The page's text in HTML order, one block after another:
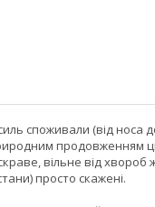
споживали (від
продовженням
вільне від
просто скажені.